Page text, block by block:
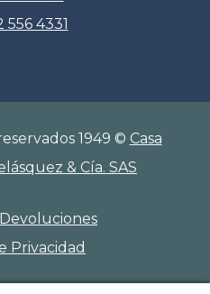
556 4331
1949 © Casa
& Cía. SAS
Privacidad